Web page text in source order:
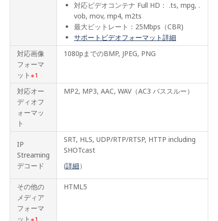
対応ビデオコンテナ Full HD： .ts, mpg, .
vob, mov, mp4, m2ts
最大ビットレート：25Mbps（CBR)
サポートビデオフォーマット詳細
対応画像
フォーマ
ット※1
1080pまでのBMP, JPEG, PNG
対応オー
ディオフ
ォーマッ
ト
MP2, MP3, AAC, WAV（AC3 パススルー）
IP
Streaming
デコード
SRT, HLS, UDP/RTP/RTSP, HTTP including
SHOTcast
(詳細）
その他の
メディア
フォーマ
ット※1
HTML5
ンダ